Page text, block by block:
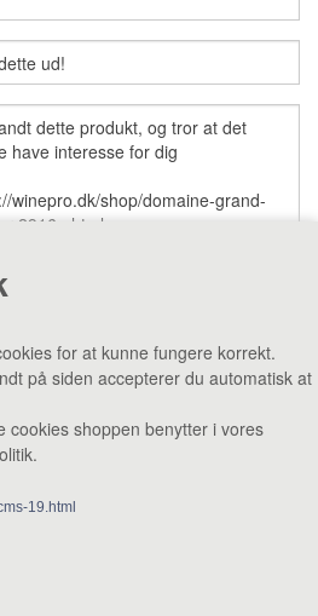
for at kunne fungere korrekt.
på siden accepterer du automatisk at
cookies shoppen benytter i vores
19.html
SMAGEBAR
KONTAKT
smagebar: Danstrupvej 27 F 3480
25•mail@winepro.dk
8 - 16 • Smagebaren 14 - 16